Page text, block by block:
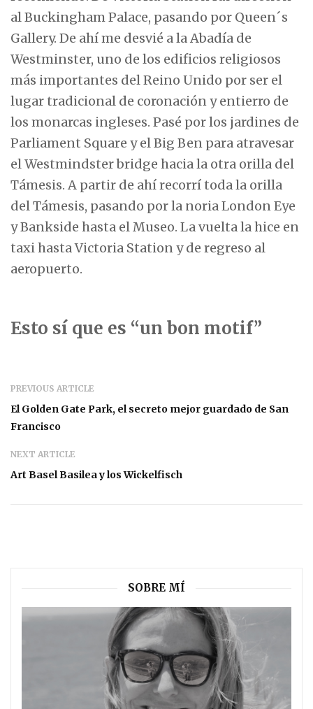
al Buckingham Palace, pasando por Queen´s
Gallery. De ahí me desvié a la Abadía de
Westminster, uno de los edificios religiosos
más importantes del Reino Unido por ser el
lugar tradicional de coronación y entierro de
los monarcas ingleses. Pasé por los jardines de
Parliament Square y el Big Ben para atravesar
el Westmindster bridge hacia la otra orilla del
Támesis. A partir de ahí recorrí toda la orilla
del Támesis, pasando por la noria London Eye
y Bankside hasta el Museo. La vuelta la hice en
taxi hasta Victoria Station y de regreso al
aeropuerto.
Esto sí que es “un bon motif”
PREVIOUS ARTICLE
El Golden Gate Park, el secreto mejor guardado de San
Francisco
NEXT ARTICLE
Art Basel Basilea y los Wickelfisch
SOBRE MÍ